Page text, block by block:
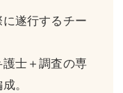
遂行するチー
士＋調査の専
。